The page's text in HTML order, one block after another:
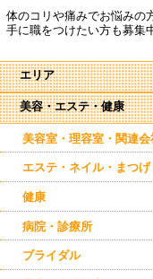
美容・エステ・健康
美容室・理容室・関連会
エステ・ネイル・まつげ
健康
病院・診療所
ブライダル
エリア
帯広市
駅近郊
駅周辺
東帯広
西帯広
南帯広
音更
幕別
芽室
体のコリや痛みでお悩みの
手に職をつけたい方も募集